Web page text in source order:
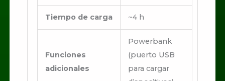
Tiempo de carga ~4 h
Funciones
adicionales
Powerbank
(puerto USB
para cargar